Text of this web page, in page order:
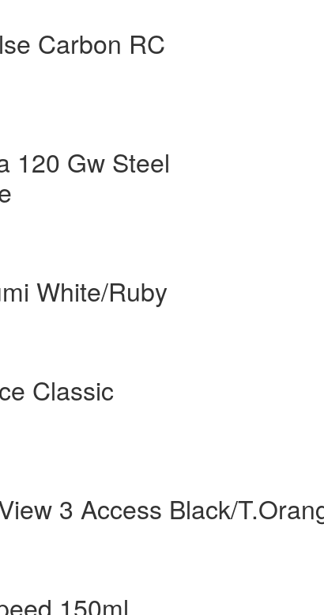
Carbon RC
120 Gw Steel
White/Ruby
Classic
3 Access Black/
150ml